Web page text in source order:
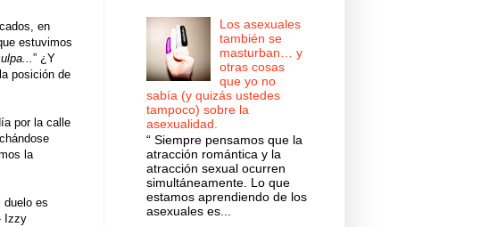
en
estuvimos
” ¿Y
posición de
por la calle
la
duelo es
Izzy
Los asexuales
también se
masturban… y
otras cosas
que yo no
sabía (y quizás ustedes
tampoco) sobre la
asexualidad.
“ Siempre pensamos que la
atracción romántica y la
atracción sexual ocurren
simultáneamente. Lo que
estamos aprendiendo de los
asexuales es...